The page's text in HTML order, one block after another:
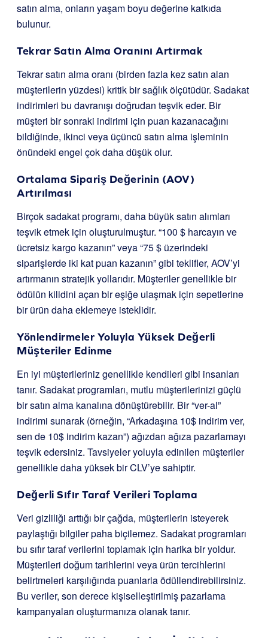
satın alma, onların yaşam boyu değerine katkıda
bulunur.
Tekrar Satın Alma Oranını Artırmak
Tekrar satın alma oranı (birden fazla kez satın alan
müşterilerin yüzdesi) kritik bir sağlık ölçütüdür. Sadakat
indirimleri bu davranışı doğrudan teşvik eder. Bir
müşteri bir sonraki indirimi için puan kazanacağını
bildiğinde, ikinci veya üçüncü satın alma işleminin
önündeki engel çok daha düşük olur.
Ortalama Sipariş Değerinin (AOV)
Artırılması
Birçok sadakat programı, daha büyük satın alımları
teşvik etmek için oluşturulmuştur. “100 $ harcayın ve
ücretsiz kargo kazanın” veya “75 $ üzerindeki
siparişlerde iki kat puan kazanın” gibi teklifler, AOV’yi
artırmanın stratejik yollarıdır. Müşteriler genellikle bir
ödülün kilidini açan bir eşiğe ulaşmak için sepetlerine
bir ürün daha eklemeye isteklidir.
Yönlendirmeler Yoluyla Yüksek Değerli
Müşteriler Edinme
En iyi müşterileriniz genellikle kendileri gibi insanları
tanır. Sadakat programları, mutlu müşterilerinizi güçlü
bir satın alma kanalına dönüştürebilir. Bir “ver-al”
indirimi sunarak (örneğin, “Arkadaşına 10$ indirim ver,
sen de 10$ indirim kazan”) ağızdan ağıza pazarlamayı
teşvik edersiniz. Tavsiyeler yoluyla edinilen müşteriler
genellikle daha yüksek bir CLV’ye sahiptir.
Değerli Sıfır Taraf Verileri Toplama
Veri gizliliği arttığı bir çağda, müşterilerin isteyerek
paylaştığı bilgiler paha biçilemez. Sadakat programları
bu sıfır taraf verilerini toplamak için harika bir yoldur.
Müşterileri doğum tarihlerini veya ürün tercihlerini
belirtmeleri karşılığında puanlarla ödüllendirebilirsiniz.
Bu veriler, son derece kişiselleştirilmiş pazarlama
kampanyaları oluşturmanıza olanak tanır.